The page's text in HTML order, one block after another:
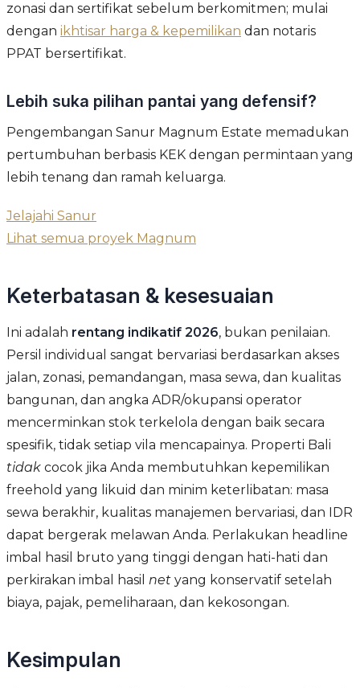
zonasi dan sertifikat sebelum berkomitmen; mulai
dengan ikhtisar harga & kepemilikan dan notaris
PPAT bersertifikat.
Lebih suka pilihan pantai yang defensif?
Pengembangan Sanur Magnum Estate memadukan
pertumbuhan berbasis KEK dengan permintaan yang
lebih tenang dan ramah keluarga.
Jelajahi Sanur
Lihat semua proyek Magnum
Keterbatasan & kesesuaian
Ini adalah rentang indikatif 2026, bukan penilaian.
Persil individual sangat bervariasi berdasarkan akses
jalan, zonasi, pemandangan, masa sewa, dan kualitas
bangunan, dan angka ADR/okupansi operator
mencerminkan stok terkelola dengan baik secara
spesifik, tidak setiap vila mencapainya. Properti Bali
tidak cocok jika Anda membutuhkan kepemilikan
freehold yang likuid dan minim keterlibatan: masa
sewa berakhir, kualitas manajemen bervariasi, dan IDR
dapat bergerak melawan Anda. Perlakukan headline
imbal hasil bruto yang tinggi dengan hati-hati dan
perkirakan imbal hasil net yang konservatif setelah
biaya, pajak, pemeliharaan, dan kekosongan.
Kesimpulan